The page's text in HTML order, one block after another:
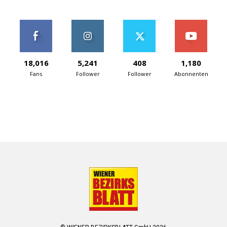
18,016
Fans
5,241
Follower
408
Follower
1,180
Abonnenten